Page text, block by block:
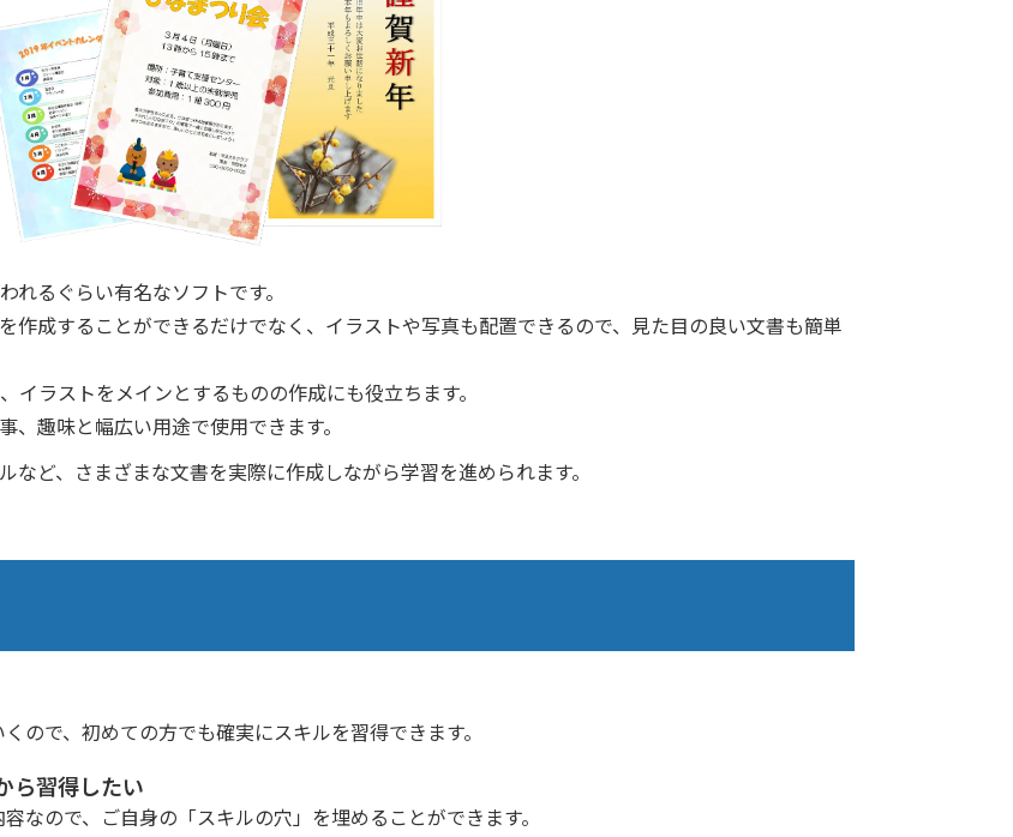
れるぐらい有名なソフトです。
作成することができるだけでなく、イラストや写真も配置できるので、見た目の良い文書も簡単
ラストをメインとするものの作成にも役立ちます。
趣味と幅広い用途で使用できます。
ど、さまざまな文書を実際に作成しながら学習を進められます。
ので、初めての方でも確実にスキルを習得できます。
ら習得したい
なので、ご自身の「スキルの穴」を埋めることができます。